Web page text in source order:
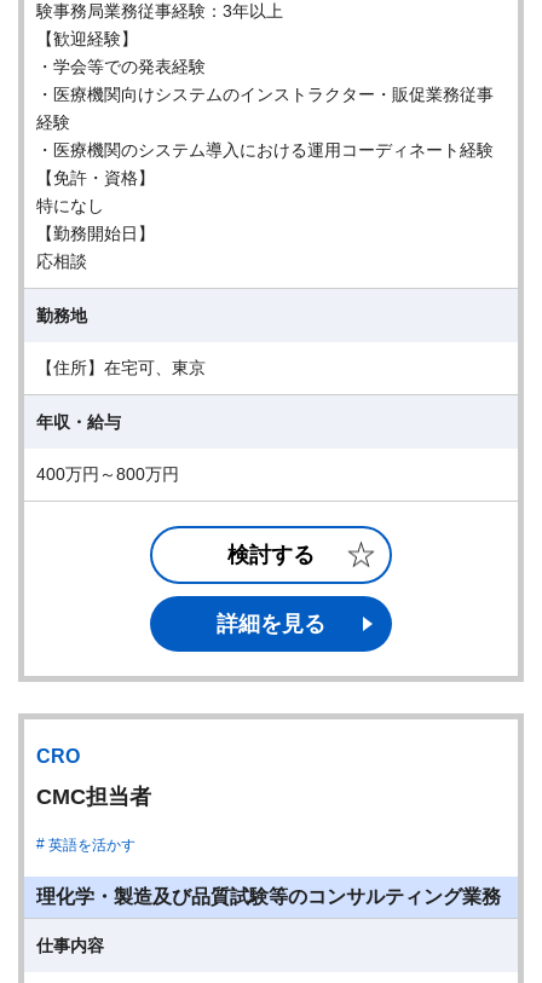
験事務局業務従事経験：3年以上
【歓迎経験】
・学会等での発表経験
・医療機関向けシステムのインストラクター・販促業務従事
経験
・医療機関のシステム導入における運用コーディネート経験
【免許・資格】
特になし
【勤務開始日】
応相談
勤務地
【住所】在宅可、東京
年収・給与
400万円～800万円
検討する
詳細を見る
CRO
CMC担当者
英語を活かす
理化学・製造及び品質試験等のコンサルティング業務
仕事内容